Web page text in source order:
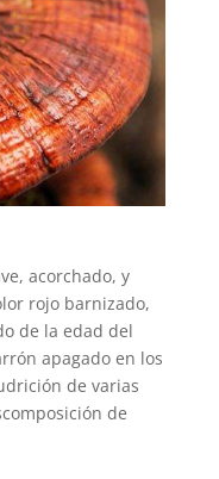
acorchado, y
rojo barnizado,
de la edad del
apagado en los
de varias
de